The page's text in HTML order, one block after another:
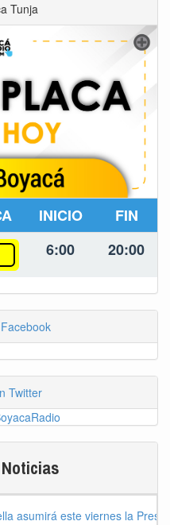
Tunja
INICIO FIN
6:00 20:00
Twitter
asumirá este viernes la